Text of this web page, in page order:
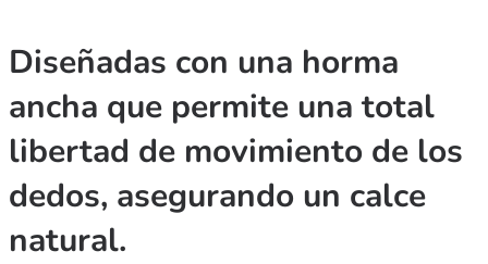
Diseñadas con una horma
ancha que permite una total
libertad de movimiento de los
dedos, asegurando un calce
natural.